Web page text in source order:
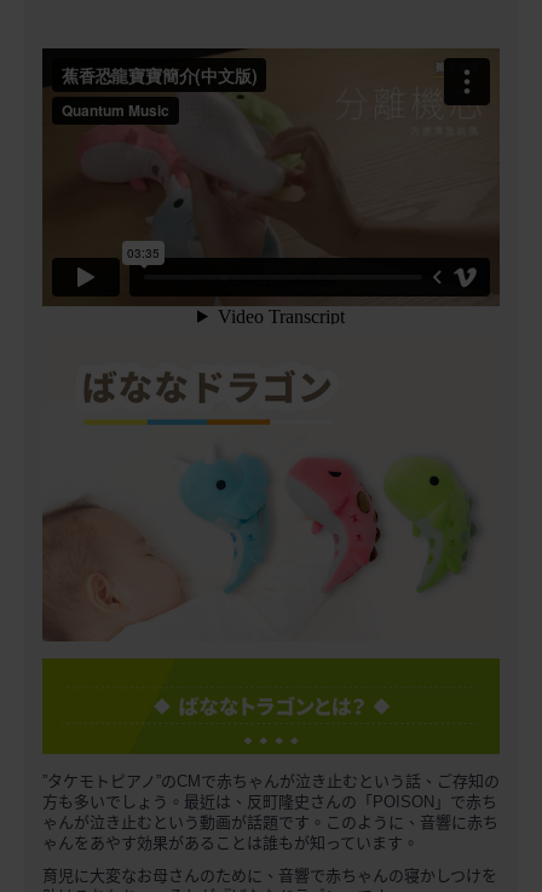
”タケモトピアノ”のCMで赤ちゃんが泣き止むという話、ご存知の
方も多いでしょう。最近は、反町隆史さんの「POISON」で赤ち
ゃんが泣き止むという動画が話題です。このように、音響に赤ち
ゃんをあやす効果があることは誰もが知っています。
育児に大変なお母さんのために、音響で赤ちゃんの寝かしつけを